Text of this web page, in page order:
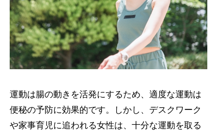
運動は腸の動きを活発にするため、適度な運動は
便秘の予防に効果的です。しかし、デスクワーク
や家事育児に追われる女性は、十分な運動を取る